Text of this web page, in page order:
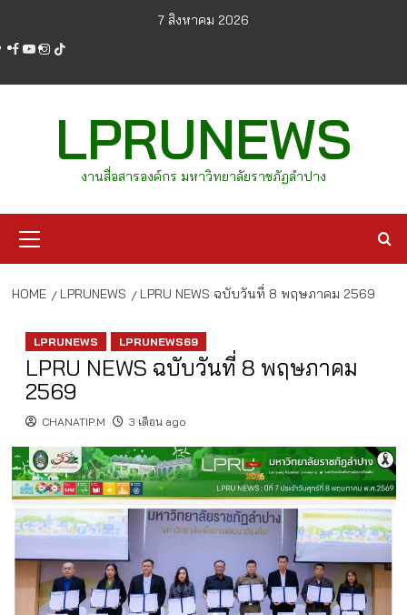
content
7 สิงหาคม 2026
facebook
youtube
instagram
tiktok
LPRUNEWS
งานสื่อสารองค์กร มหาวิทยาลัยราชภัฏลำปาง
Menu
HOME LPRUNEWS LPRU NEWS ฉบับวันที่ 8 พฤษภาคม 2569
LPRUNEWS LPRUNEWS69
LPRU NEWS ฉบับวันที่ 8 พฤษภาคม
2569
CHANATIP.M 3 เดือน ago